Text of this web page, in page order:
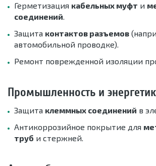
Герметизация кабельных муфт и
соединений.
Защита контактов разъемов
автомобильной проводке).
Ремонт поврежденной изоляции
Промышленность и
Защита клеммных соединений в
Антикоррозийное покрытие для
труб и стержней.